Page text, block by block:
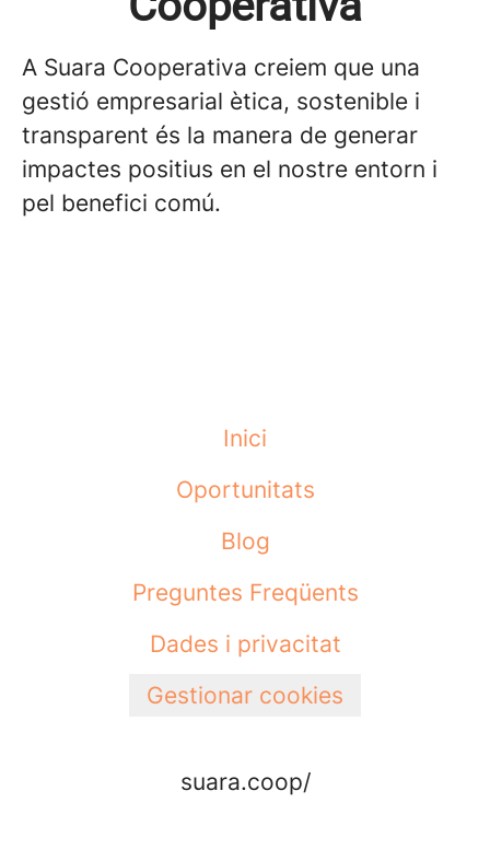
A Suara Cooperativa creiem que una
gestió empresarial ètica, sostenible i
transparent és la manera de generar
impactes positius en el nostre entorn i
pel benefici comú.
Inici
Oportunitats
Blog
Preguntes Freqüents
Dades i privacitat
Gestionar cookies
suara.coop/